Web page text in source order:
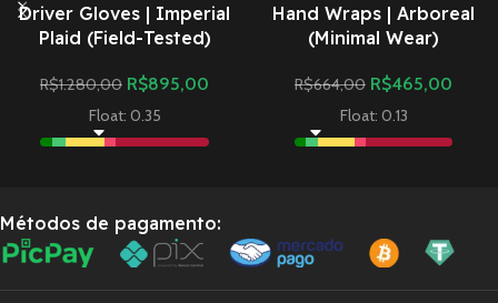
Driver Gloves | Imperial
Plaid (Field-Tested)
R$1.280,00 R$895,00
Float: 0.35
Hand Wraps | Arboreal
(Minimal Wear)
R$664,00 R$465,00
Float: 0.13
Métodos de pagamento: